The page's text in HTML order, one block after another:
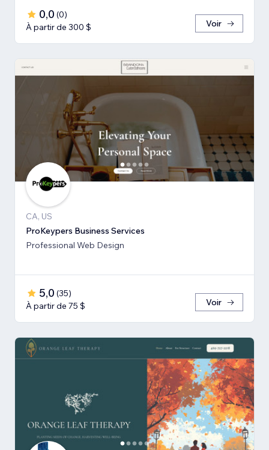
0,0 (0)
À partir de 300 $
Voir
CA, US
ProKeypers Business Services
Professional Web Design
5,0 (35)
À partir de 75 $
Voir